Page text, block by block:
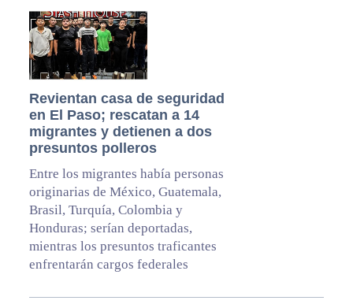
Revientan casa de seguridad
en El Paso; rescatan a 14
migrantes y detienen a dos
presuntos polleros
Entre los migrantes había personas
originarias de México, Guatemala,
Brasil, Turquía, Colombia y
Honduras; serían deportadas,
mientras los presuntos traficantes
enfrentarán cargos federales